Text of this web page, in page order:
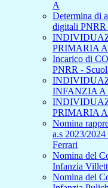
A
Determina di
digitali PNRR
PRIMARIA
Incarico di
PNRR -
INFANZIA A
PRIMARIA
Nomina
a.s 2023/
Ferrari
Nomina del
Infanzia
Nomina del